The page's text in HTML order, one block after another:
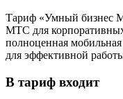
Тариф «Умный бизнес
МТС для
полноценная
для эффективной
В тариф входит